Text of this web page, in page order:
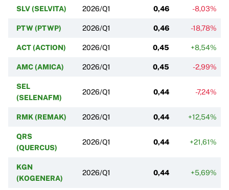
SLV (SELVITA) 2026/Q1 0,46 -8,03%
PTW (PTWP) 2026/Q1 0,46 -18,78%
ACT (ACTION) 2026/Q1 0,45 +8,54%
AMC (AMICA) 2026/Q1 0,45 -2,99%
SEL
(SELENAFM)
2026/Q1 0,44 -7,24%
RMK (REMAK) 2026/Q1 0,44 +12,54%
QRS
(QUERCUS)
2026/Q1 0,44 +21,61%
KGN
(KOGENERA)
2026/Q1 0,44 +5,69%